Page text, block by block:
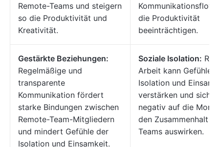
Remote-Teams und steigern
so die Produktivität und
Kreativität.
Kommunikationsflow
die Produktivität
beeinträchtigen.
Gestärkte Beziehungen:
Regelmäßige und
transparente
Kommunikation fördert
starke Bindungen zwischen
Remote-Team-Mitgliedern
und mindert Gefühle der
Isolation und Einsamkeit.
Soziale Isolation:
Arbeit kann Gefühle
Isolation und
verstärken und sich
negativ auf die Moral
den Zusammenhalt
Teams auswirken.